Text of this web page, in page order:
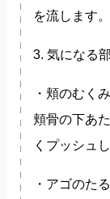
を流します。
3. 気になる
・頬のむくみ
頬骨の下あ
くプッシュ
・アゴのた